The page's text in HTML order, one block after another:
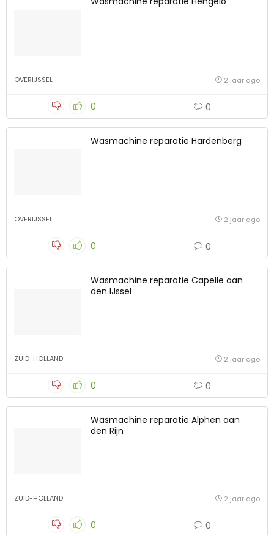
OVERIJSSEL 2 jaar ago
0 0
Wasmachine reparatie Hardenberg
OVERIJSSEL 2 jaar ago
0 0
Wasmachine reparatie Capelle aan
den IJssel
ZUID-HOLLAND 2 jaar ago
0 0
Wasmachine reparatie Alphen aan
den Rijn
ZUID-HOLLAND 2 jaar ago
0 0